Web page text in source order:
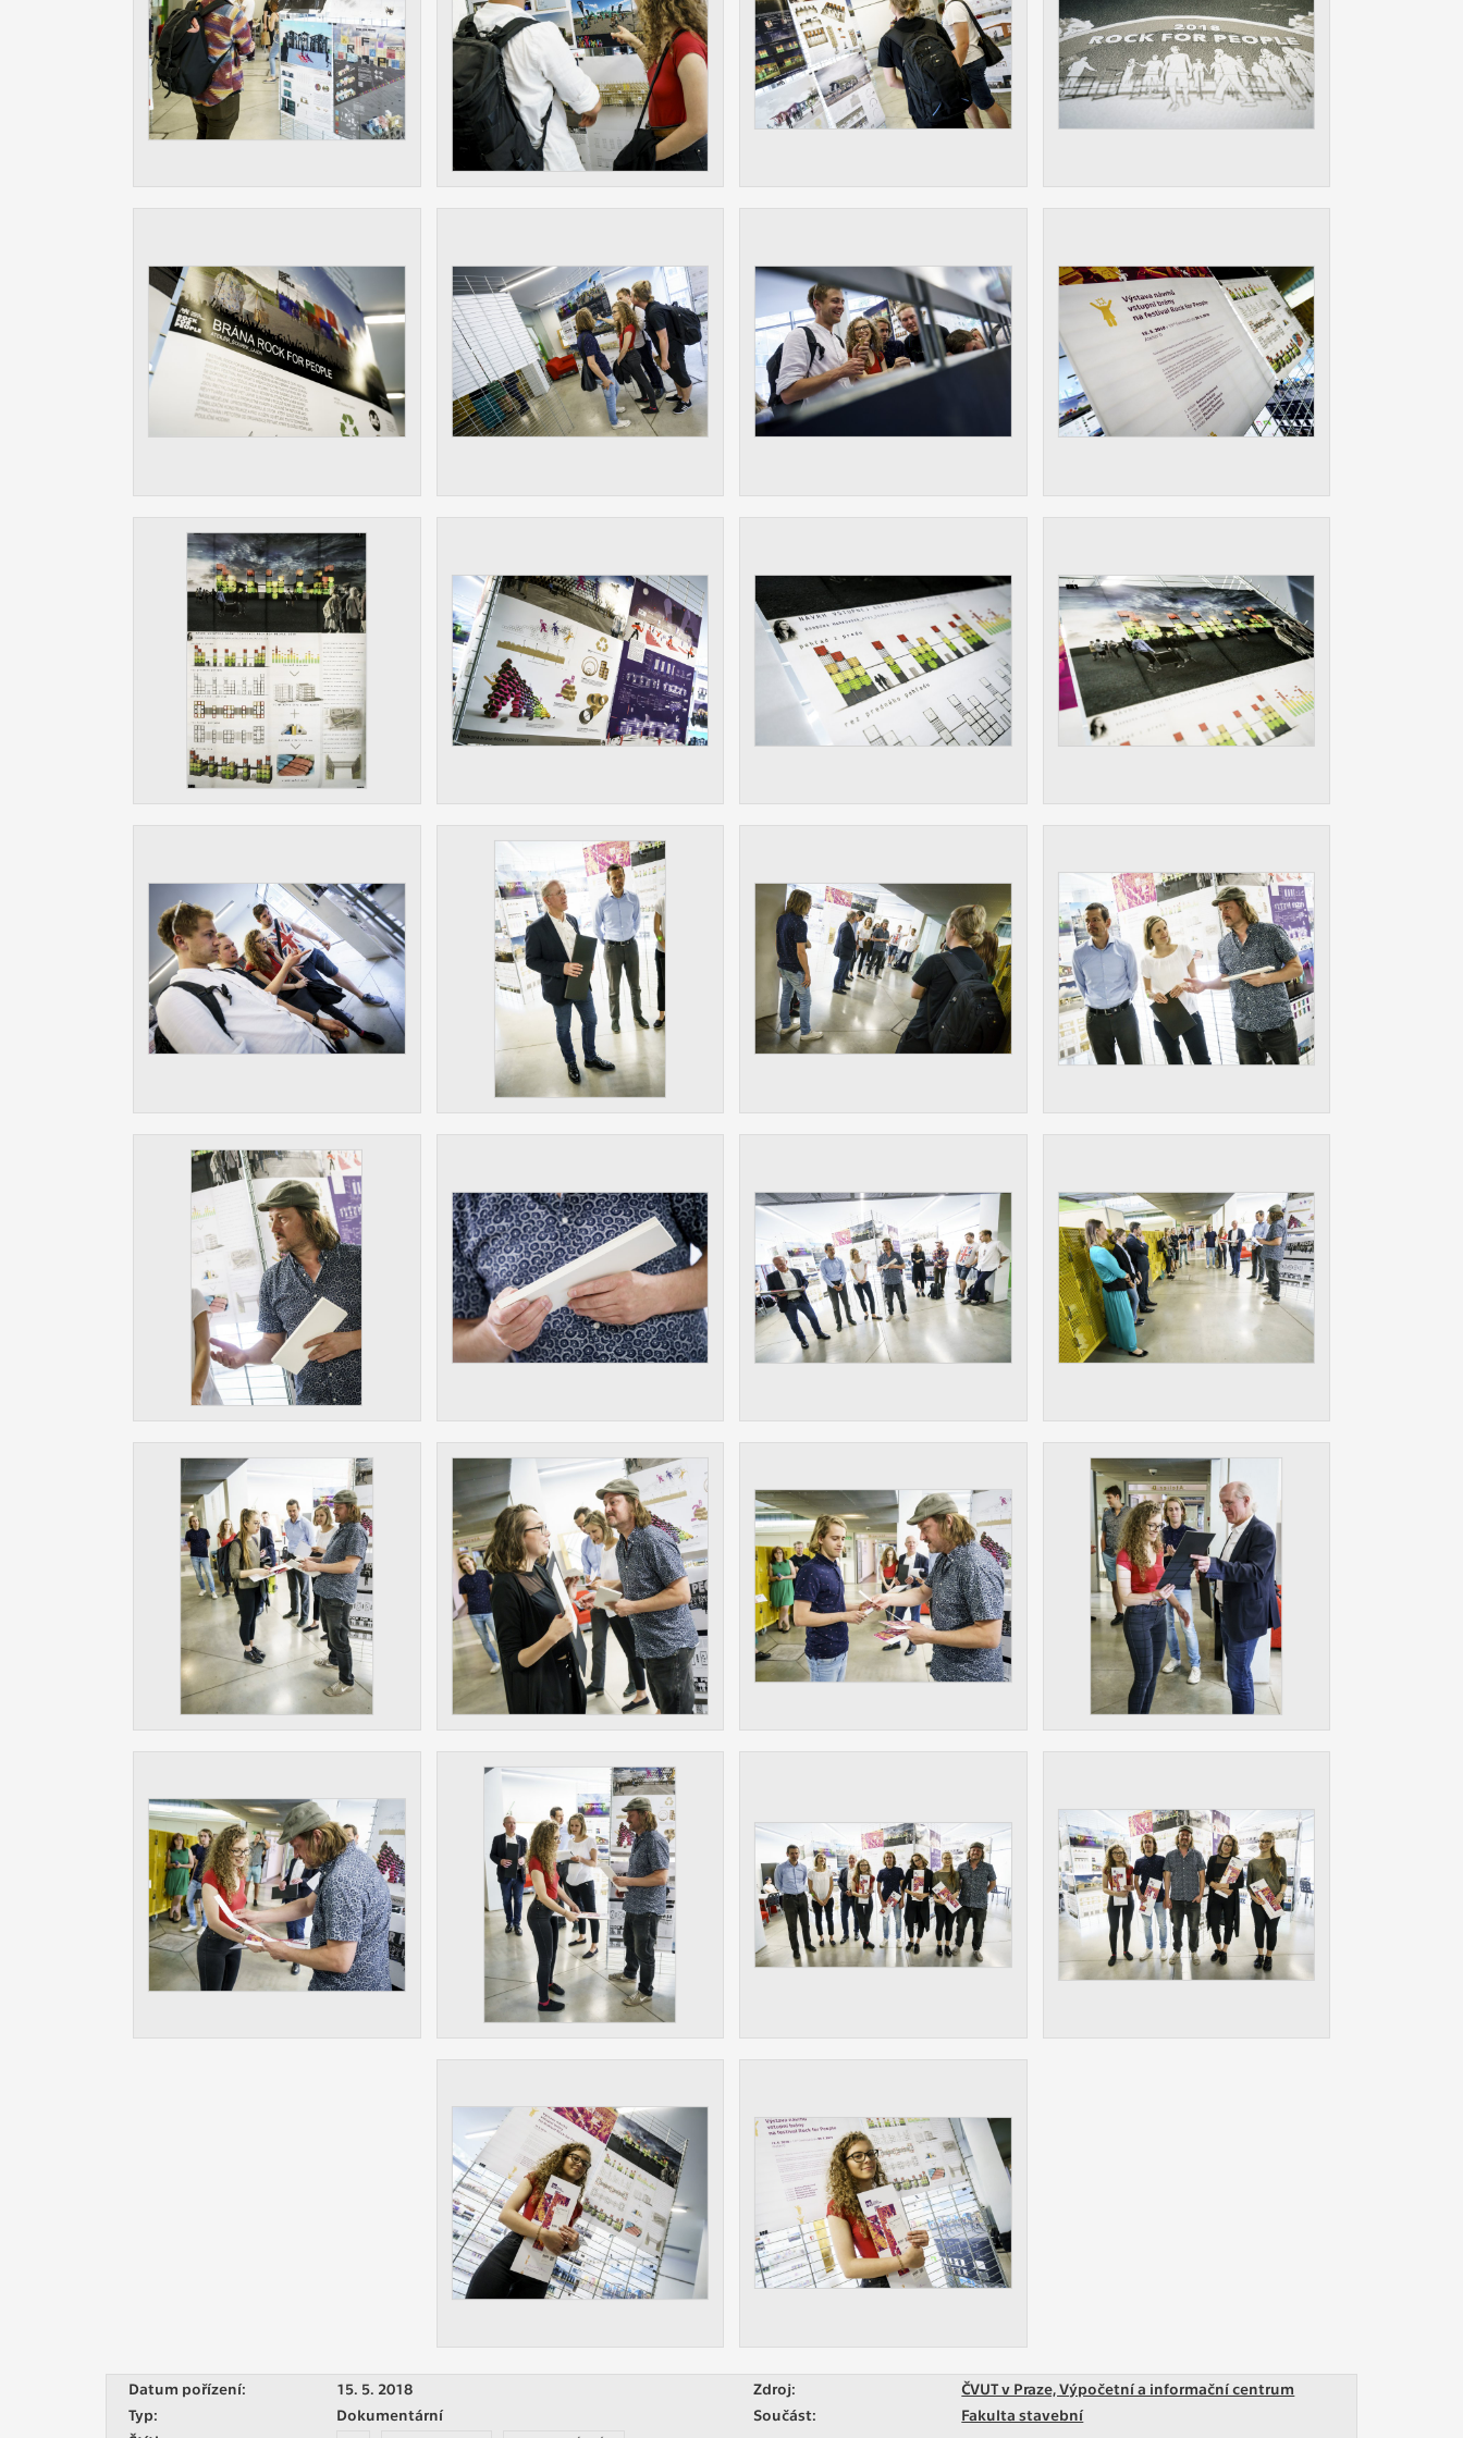
Slouží pro získávání anonymizovaných statistických údajů, které nám
pomáhají vylepšovat naše aplikace. Zpravidla jde o cookies systémů třetích
stran, které k těmto účelům využíváme.
MARKETINGOVÉ
Využívané za účelem zobrazení správných nabídek a cílení obsahu podle
Vašich preferencí. Zpravidla jde o cookies systémů třetích stran, které nám s
OSTATNÍ
Cookies, které aplikace nedokáže zařadit. Naším cílem je, aby tato kategorie
zůstala prázdná a všechny cookies byly přiřazeny do některé z kategorií
uvedených výše.
Datum pořízení: 15. 5. 2018 Zdroj:
ČVUT v Praze, Výpočetní a informační centrum
Typ:
Dokumentární Součást:
Fakulta stavební